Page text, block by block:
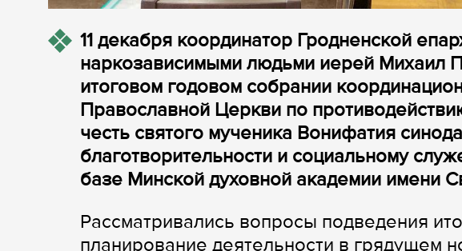
11 декабря координатор Гродненской
наркозависимыми людьми иерей Михаил
итоговом годовом собрании
Православной Церкви по
честь святого мученика Вонифатия
благотворительности и социальному
базе Минской духовной академии имени
Рассматривались вопросы подведения
планирование деятельности в грядущем